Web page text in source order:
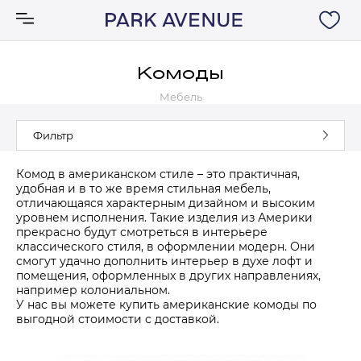
Ковры
Мебель
Свет
Акции
Бренды
Комоды
Мебель
Фильтр
Комод в американском стиле – это практичная,
удобная и в то же время стильная мебель,
отличающаяся характерным дизайном и высоким
уровнем исполнения. Такие изделия из Америки
прекрасно будут смотреться в интерьере
классического стиля, в оформлении модерн. Они
смогут удачно дополнить интерьер в духе лофт и
помещения, оформленных в других направлениях,
например колониальном.
У нас вы можете купить американские комоды по
выгодной стоимости с доставкой.